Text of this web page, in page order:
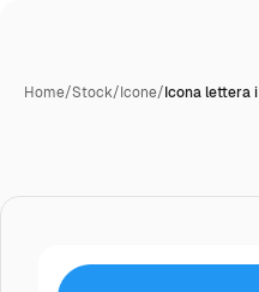
Home/Stock/Icone/Icona lettera i